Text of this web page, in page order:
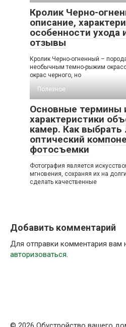
Кролик Черно-
описание,
особенности ухода
отзывы
Кролик Черно-огненный –
необычным темно-рыжим
окрас черного, но
Полезное
Основные термины
характеристики
камер. Как выбрать
оптический
фотосъемки
Фотография является
мгновения, сохраняя их на
сделать качественные
Добавить комментарий
Для отправки комментария вам
авторизоваться